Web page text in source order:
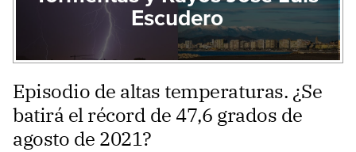
Escudero
Episodio de altas temperaturas. ¿Se
batirá el récord de 47,6 grados de
agosto de 2021?